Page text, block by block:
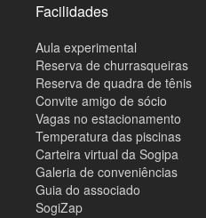
Facilidades
Aula experimental
Reserva de churrasqueiras
Reserva de quadra de tênis
Convite amigo de sócio
Vagas no estacionamento
Temperatura das piscinas
Carteira virtual da Sogipa
Galeria de conveniências
Guia do associado
SogiZap